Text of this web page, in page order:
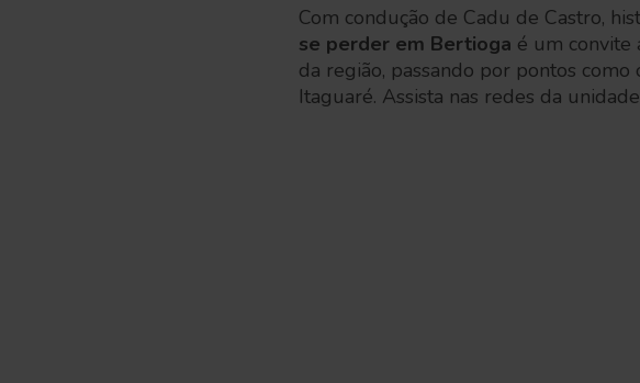
Com condução de Cadu de Castro,
se perder em Bertioga é um convite
da região, passando por pontos como
Itaguaré. Assista nas redes da